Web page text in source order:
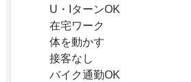
U・IターンOK
在宅ワーク
体を動かす
接客なし
バイク通勤OK